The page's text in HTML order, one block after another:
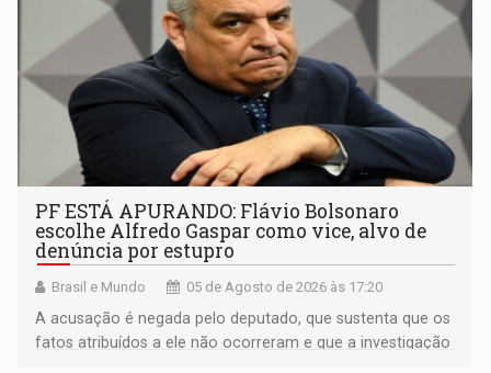
PF ESTÁ APURANDO: Flávio Bolsonaro
escolhe Alfredo Gaspar como vice, alvo de
denúncia por estupro
Brasil e Mundo 05 de Agosto de 2026 às 17:20
A acusação é negada pelo deputado, que sustenta que os
fatos atribuídos a ele não ocorreram e que a investigação